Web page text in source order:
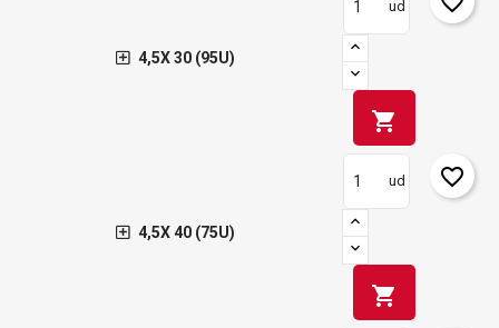
4,5X 30 (95U)
ud
shopping_cart
4,5X 40 (75U)
ud
shopping_cart
favorite_border